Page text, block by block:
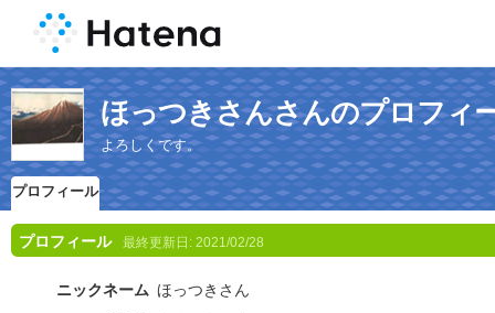
ほっつきさんさんのプロフィ
よろしくです。
プロフィール
プロフィール 最終更新日: 2021/02/28
ニックネーム ほっつきさん